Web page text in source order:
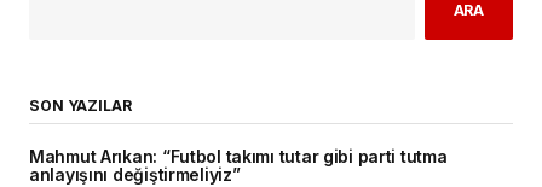
ARA
SON YAZILAR
Mahmut Arıkan: “Futbol takımı tutar gibi parti tutma
anlayışını değiştirmeliyiz”